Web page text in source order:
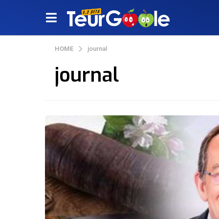
HOME journal
journal